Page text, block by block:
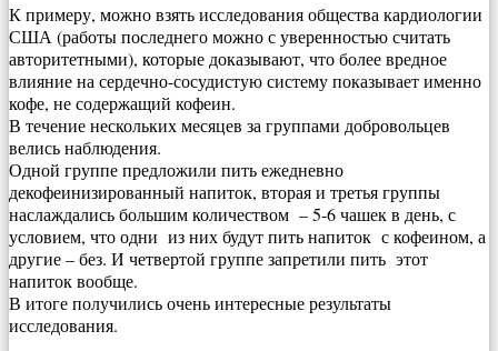
К примеру, можно взять исследования общества кардиологии
США (работы последнего можно с уверенностью считать
авторитетными), которые доказывают, что более вредное
влияние на сердечно-сосудистую систему показывает именно
кофе, не содержащий кофеин.
В течение нескольких месяцев за группами добровольцев
велись наблюдения.
Одной группе предложили пить ежедневно
декофеинизированный напиток, вторая и третья группы
наслаждались большим количеством – 5-6 чашек в день, с
условием, что одни из них будут пить напиток с кофеином, а
другие – без. И четвертой группе запретили пить этот
напиток вообще.
В итоге получились очень интересные результаты
исследования.